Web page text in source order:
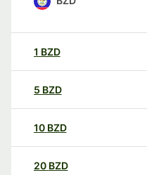
1 BZD
5 BZD
10 BZD
20 BZD